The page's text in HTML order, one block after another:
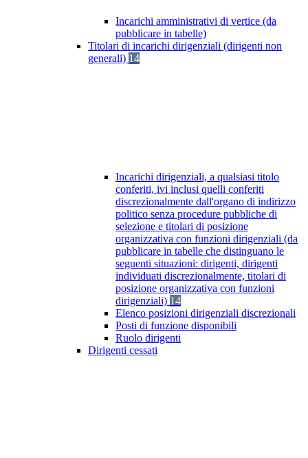
Incarichi amministrativi di vertice (da
pubblicare in tabelle)
Titolari di incarichi dirigenziali (dirigenti non
generali) 14
Incarichi dirigenziali, a qualsiasi titolo
conferiti, ivi inclusi quelli conferiti
discrezionalmente dall'organo di indirizzo
politico senza procedure pubbliche di
selezione e titolari di posizione
organizzativa con funzioni dirigenziali (da
pubblicare in tabelle che distinguano le
seguenti situazioni: dirigenti, dirigenti
individuati discrezionalmente, titolari di
posizione organizzativa con funzioni
dirigenziali) 14
Elenco posizioni dirigenziali discrezionali
Posti di funzione disponibili
Ruolo dirigenti
Dirigenti cessati